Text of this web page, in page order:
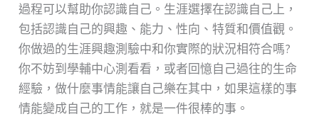
過程可以幫助你認識自己。生涯選擇在認識自己上，
包括認識自己的興趣、能力、性向、特質和價值觀。
你做過的生涯興趣測驗中和你實際的狀況相符合嗎?
你不妨到學輔中心測看看，或者回憶自己過往的生命
經驗，做什麼事情能讓自己樂在其中，如果這樣的事
情能變成自己的工作，就是一件很棒的事。